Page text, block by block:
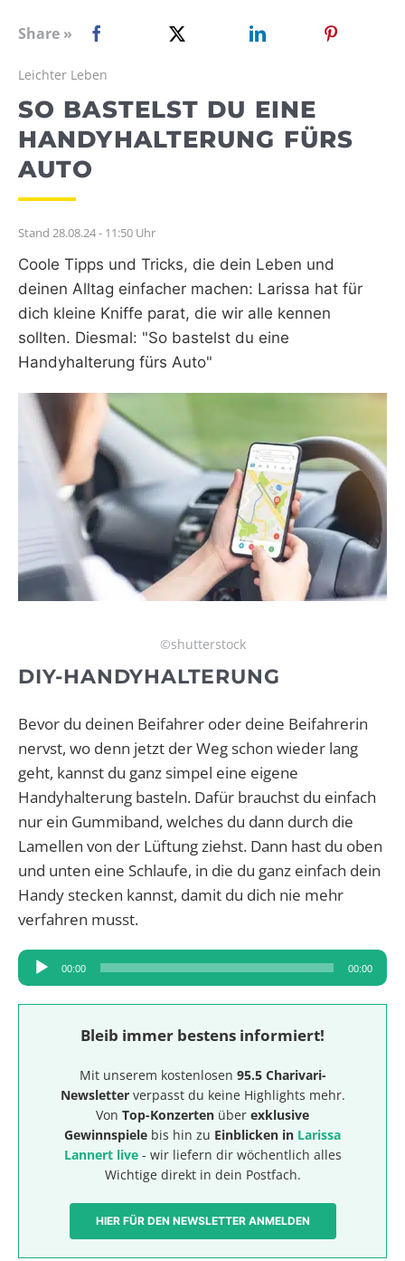
WEBRADIO
Share »
Leichter Leben
SO BASTELST DU EINE
HANDYHALTERUNG FÜRS
AUTO
Stand 28.08.24 - 11:50 Uhr
Coole Tipps und Tricks, die dein Leben und
deinen Alltag einfacher machen: Larissa hat für
dich kleine Kniffe parat, die wir alle kennen
sollten. Diesmal: "So bastelst du eine
Handyhalterung fürs Auto"
©shutterstock
DIY-HANDYHALTERUNG
Bevor du deinen Beifahrer oder deine Beifahrerin
nervst, wo denn jetzt der Weg schon wieder lang
geht, kannst du ganz simpel eine eigene
Handyhalterung basteln. Dafür brauchst du einfach
nur ein Gummiband, welches du dann durch die
Lamellen von der Lüftung ziehst. Dann hast du oben
und unten eine Schlaufe, in die du ganz einfach dein
Handy stecken kannst, damit du dich nie mehr
verfahren musst.
Audio-
Player
00:00 00:00
Bleib immer bestens informiert!
Mit unserem kostenlosen 95.5 Charivari-
Newsletterverpasst du keine Highlights mehr.
Von Top-Konzerten über exklusive
Gewinnspiele bis hin zu Einblicken in Larissa
Lannert live- wir liefern dir wöchentlich alles
Wichtige direkt in dein Postfach.
HIER FÜR DEN NEWSLETTER ANMELDEN